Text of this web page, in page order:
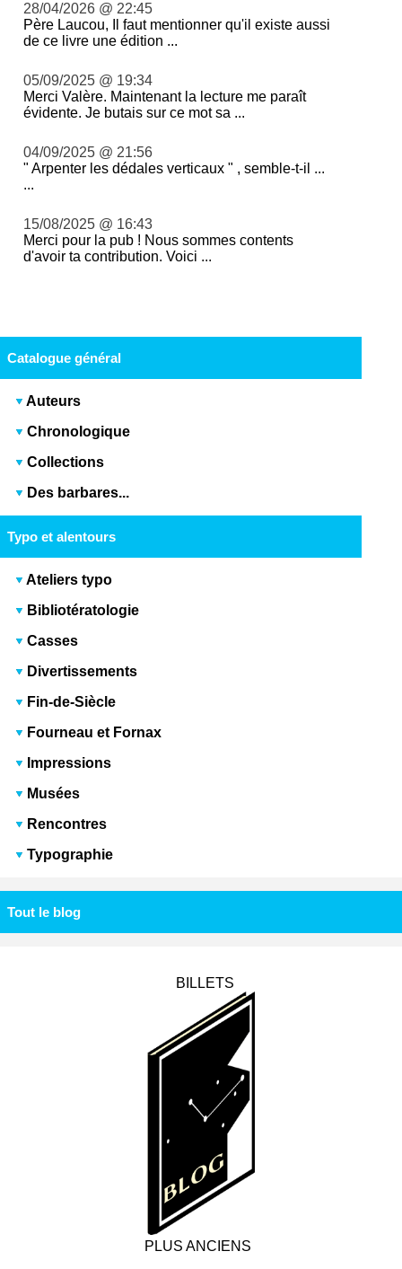
28/04/2026 @ 22:45
Père Laucou, Il faut mentionner qu'il existe aussi
de ce livre une édition ...
05/09/2025 @ 19:34
Merci Valère. Maintenant la lecture me paraît
évidente. Je butais sur ce mot sa ...
04/09/2025 @ 21:56
" Arpenter les dédales verticaux " , semble-t-il ...
...
15/08/2025 @ 16:43
Merci pour la pub ! Nous sommes contents
d'avoir ta contribution. Voici ...
Catalogue général
Auteurs
Chronologique
Collections
Des barbares...
Typo et alentours
Ateliers typo
Bibliotératologie
Casses
Divertissements
Fin-de-Siècle
Fourneau et Fornax
Impressions
Musées
Rencontres
Typographie
Tout le blog
BILLETS
PLUS ANCIENS